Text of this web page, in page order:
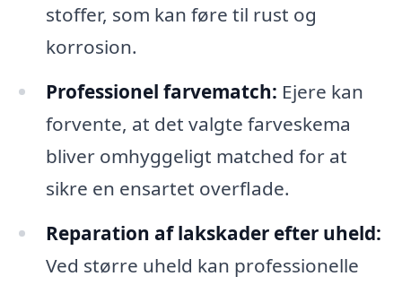
stoffer, som kan føre til rust og
korrosion.
Professionel farvematch: Ejere kan
forvente, at det valgte farveskema
bliver omhyggeligt matched for at
sikre en ensartet overflade.
Reparation af lakskader efter uheld:
Ved større uheld kan professionelle